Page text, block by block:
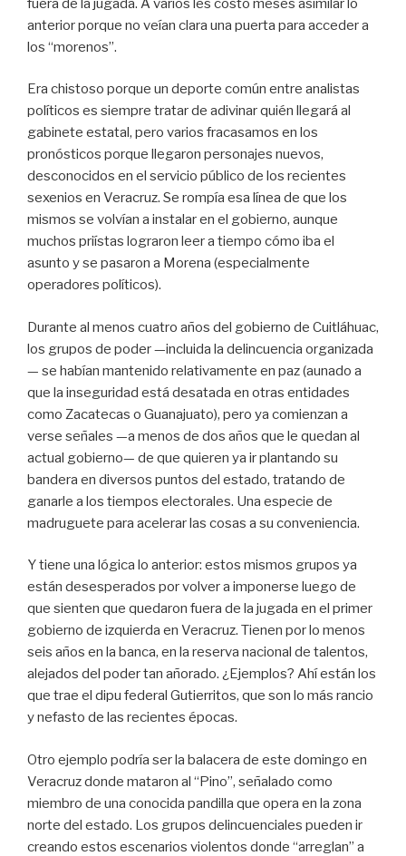
fuera de la jugada. A varios les costó meses asimilar lo
anterior porque no veían clara una puerta para acceder a
los “morenos”.
Era chistoso porque un deporte común entre analistas
políticos es siempre tratar de adivinar quién llegará al
gabinete estatal, pero varios fracasamos en los
pronósticos porque llegaron personajes nuevos,
desconocidos en el servicio público de los recientes
sexenios en Veracruz. Se rompía esa línea de que los
mismos se volvían a instalar en el gobierno, aunque
muchos priístas lograron leer a tiempo cómo iba el
asunto y se pasaron a Morena (especialmente
operadores políticos).
Durante al menos cuatro años del gobierno de Cuitláhuac,
los grupos de poder —incluida la delincuencia organizada
— se habían mantenido relativamente en paz (aunado a
que la inseguridad está desatada en otras entidades
como Zacatecas o Guanajuato), pero ya comienzan a
verse señales —a menos de dos años que le quedan al
actual gobierno— de que quieren ya ir plantando su
bandera en diversos puntos del estado, tratando de
ganarle a los tiempos electorales. Una especie de
madruguete para acelerar las cosas a su conveniencia.
Y tiene una lógica lo anterior: estos mismos grupos ya
están desesperados por volver a imponerse luego de
que sienten que quedaron fuera de la jugada en el primer
gobierno de izquierda en Veracruz. Tienen por lo menos
seis años en la banca, en la reserva nacional de talentos,
alejados del poder tan añorado. ¿Ejemplos? Ahí están los
que trae el dipu federal Gutierritos, que son lo más rancio
y nefasto de las recientes épocas.
Otro ejemplo podría ser la balacera de este domingo en
Veracruz donde mataron al “Pino”, señalado como
miembro de una conocida pandilla que opera en la zona
norte del estado. Los grupos delincuenciales pueden ir
creando estos escenarios violentos donde “arreglan” a